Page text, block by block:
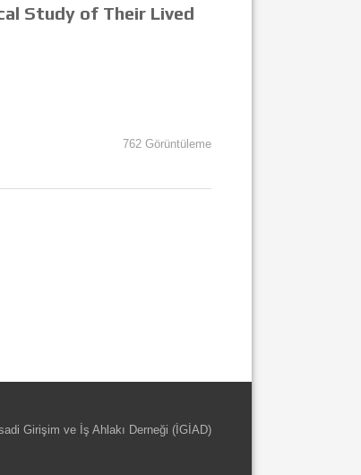
Study of Their Lived
762 Görüntüleme
Girişim ve İş Ahlakı Derneği (İGİAD)